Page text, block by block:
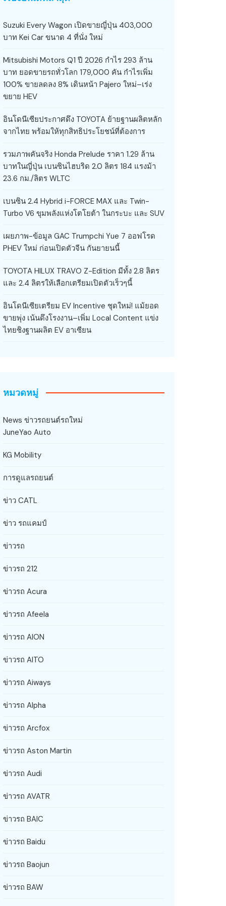
Suzuki Every Wagon เปิดขายญี่ปุ่น 403,000
บาท Kei Car ขนาด 4 ที่นั่ง ใหม่
Mitsubishi Motors Q1 ปี 2026 กำไร 293 ล้าน
บาท ยอดขายรถทั่วโลก 179,000 คัน กำไรเพิ่ม
100% ขายลดลง 8% เดินหน้า Pajero ใหม่–เร่ง
ขยาย HEV
อินโดนีเซียประกาศดึง TOYOTA ย้ายฐานผลิตหลัก
จากไทย พร้อมให้ทุกสิทธิประโยชน์ที่ต้องการ
รวมภาพคันจริง Honda Prelude ราคา 1.29 ล้าน
บาทในญี่ปุ่น เบนซินไฮบริด 2.0 ลิตร 184 แรงม้า
23.6 กม./ลิตร WLTC
เบนซิน 2.4 Hybrid i-FORCE MAX และ Twin-
Turbo V6 ขุมพลังแห่งโตโยต้า ในกระบะ และ SUV
เผยภาพ-ข้อมูล GAC Trumpchi Yue 7 ออฟโรด
PHEV ใหม่ ก่อนเปิดตัวจีน กันยายนนี้
TOYOTA HILUX TRAVO Z-Edition มีทั้ง 2.8 ลิตร
และ 2.4 ลิตรให้เลือกเตรียมเปิดตัวเร็วๆนี้
อินโดนีเซียเตรียม EV Incentive ชุดใหม่! แม้ยอด
ขายพุ่ง เน้นดึงโรงงาน–เพิ่ม Local Content แข่ง
ไทยชิงฐานผลิต EV อาเซียน
หมวดหมู่
News ข่าวรถยนต์รถใหม่
JuneYao Auto
KG Mobility
การดูแลรถยนต์
ข่าว CATL
ข่าว รถแคมป์
ข่าวรถ
ข่าวรถ 212
ข่าวรถ Acura
ข่าวรถ Afeela
ข่าวรถ AION
ข่าวรถ AITO
ข่าวรถ Aiways
ข่าวรถ Alpha
ข่าวรถ Arcfox
ข่าวรถ Aston Martin
ข่าวรถ Audi
ข่าวรถ AVATR
ข่าวรถ BAIC
ข่าวรถ Baidu
ข่าวรถ Baojun
ข่าวรถ BAW